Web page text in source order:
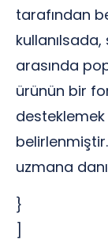
tarafından
arasında
ürünün bir
uzmana
}
]